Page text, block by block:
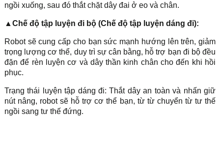
ngồi xuống, sau đó thắt chặt dây đai ở eo và chân.
▲Chế độ tập luyện đi bộ (Chế độ tập luyện dáng đi):
Robot sẽ cung cấp cho bạn sức mạnh hướng lên trên, giảm
trọng lượng cơ thể, duy trì sự cân bằng, hỗ trợ bạn đi bộ đều
đặn để rèn luyện cơ và dây thần kinh chân cho đến khi hồi
phục.
Trạng thái luyện tập dáng đi: Thắt dây an toàn và nhấn giữ
nút nâng, robot sẽ hỗ trợ cơ thể bạn, từ từ chuyển từ tư thế
ngồi sang tư thế đứng.